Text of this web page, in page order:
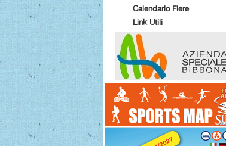
Calendario Fiere
Link Utili